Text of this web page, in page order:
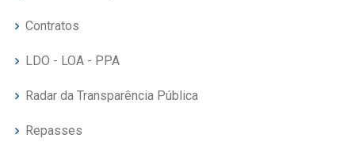
Contratos
LDO - LOA - PPA
Radar da Transparência Pública
Repasses